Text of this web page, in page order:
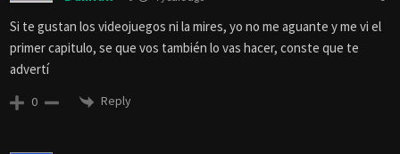
Si te gustan los videojuegos ni la mires, yo no me aguante y me vi el
primer capitulo, se que vos también lo vas hacer, conste que te
advertí
0 Reply